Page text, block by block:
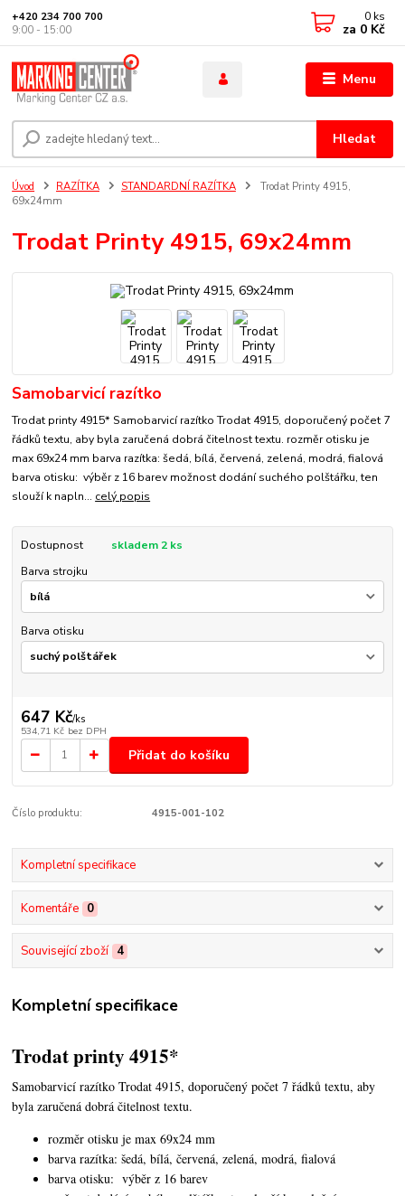
Menu
Hledat
+420 234 700 700
9:00 - 15:00
0 ks
za 0 Kč
Úvod RAZÍTKA STANDARDNÍ RAZÍTKA
Trodat Printy 4915,
69x24mm
Trodat Printy 4915, 69x24mm
Samobarvicí razítko
Trodat printy 4915* Samobarvicí razítko Trodat 4915, doporučený počet 7
řádků textu, aby byla zaručená dobrá čitelnost textu. rozměr otisku je
max 69x24 mm barva razítka: šedá, bílá, červená, zelená, modrá, fialová
barva otisku: výběr z 16 barev možnost dodání suchého polštářku, ten
slouží k napln... celý popis
Dostupnost
skladem 2 ks
Barva strojku
Barva otisku
647 Kč/ks
534,71 Kč bez DPH
Přidat do košíku
Číslo produktu: 4915-001-102
Kompletní specifikace
Komentáře 0
Související zboží 4
Kompletní specifikace
Trodat printy 4915*
Samobarvicí razítko Trodat 4915, doporučený počet 7 řádků textu, aby
byla zaručená dobrá čitelnost textu.
rozměr otisku je max 69x24 mm
barva razítka: šedá, bílá, červená, zelená, modrá, fialová
barva otisku: výběr z 16 barev